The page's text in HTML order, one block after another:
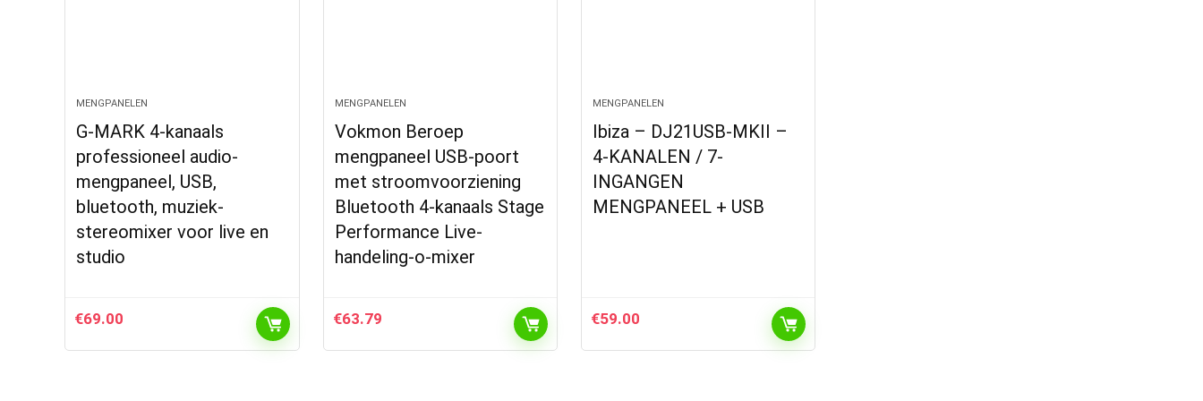
MENGPANELEN
G-MARK 4-kanaals
professioneel audio-
mengpaneel, USB,
bluetooth, muziek-
stereomixer voor live en
studio
€69.00
MENGPANELEN
Vokmon Beroep
mengpaneel USB-poort
met stroomvoorziening
Bluetooth 4-kanaals Stage
Performance Live-
handeling-o-mixer
€63.79
MENGPANELEN
Ibiza – DJ21USB-MKII –
4-KANALEN / 7-
INGANGEN
MENGPANEEL + USB
€59.00